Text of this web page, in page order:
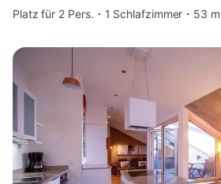
Platz für 2 Pers.
1 Schlafzimmer 53